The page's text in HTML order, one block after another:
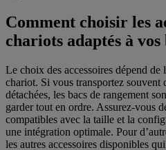
Comment choisir les
chariots adaptés à vos
Le choix des accessoires dépend
chariot. Si vous transportez souvent
détachées, les bacs de rangement
garder tout en ordre. Assurez-vous
compatibles avec la taille et la
une intégration optimale. Pour
les autres accessoires disponibles